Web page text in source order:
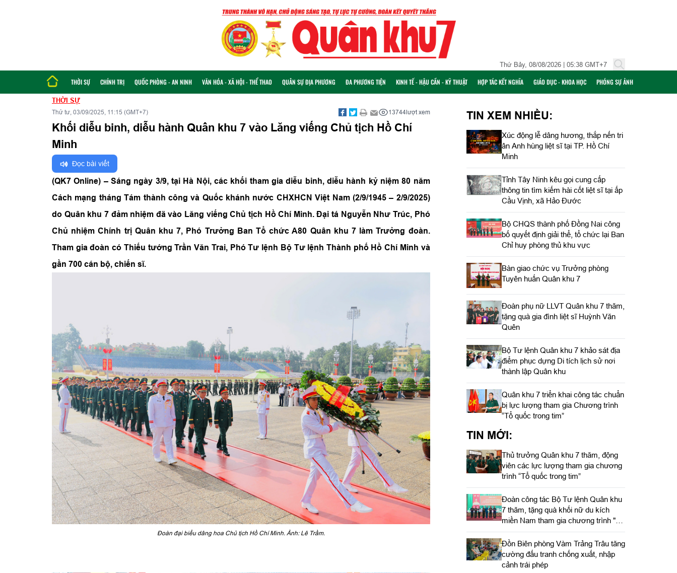
Thứ Bảy, 08/08/2026 | 05:38 GMT+7
THỜI SỰ CHÍNH TRỊ QUỐC PHÒNG - AN NINH VĂN HÓA - XÃ HỘI - THỂ THAO QUÂN SỰ ĐỊA PHƯƠNG ĐA PHƯƠNG TIỆN KINH TẾ - HẬU CẦN - KỸ THUẬT HỢP TÁC KẾT NGHĨA GIÁO DỤC - KHOA HỌC PHÓNG SỰ ẢNH
THỜI SỰ
Thứ tư, 03/09/2025, 11:15 (GMT+7) 13744lượt xem
Khối diễu binh, diễu hành Quân khu 7 vào Lăng viếng Chủ tịch Hồ Chí
Minh
Đọc bài viết
(QK7 Online) – Sáng ngày 3/9, tại Hà Nội, các khối tham gia diễu binh, diễu hành kỷ niệm 80 năm
Cách mạng tháng Tám thành công và Quốc khánh nước CHXHCN Việt Nam (2/9/1945 – 2/9/2025)
do Quân khu 7 đảm nhiệm đã vào Lăng viếng Chủ tịch Hồ Chí Minh. Đại tá Nguyễn Như Trúc, Phó
Chủ nhiệm Chính trị Quân khu 7, Phó Trưởng Ban Tổ chức A80 Quân khu 7 làm Trưởng đoàn.
Tham gia đoàn có Thiếu tướng Trần Văn Trai, Phó Tư lệnh Bộ Tư lệnh Thành phố Hồ Chí Minh và
gần 700 cán bộ, chiến sĩ.
Đoàn đại biểu dâng hoa Chủ tịch Hồ Chí Minh. Ảnh: Lê Trầm.
TIN XEM NHIỀU:
Xúc động lễ dâng hương, thắp nến tri
ân Anh hùng liệt sĩ tại TP. Hồ Chí
Minh
Tỉnh Tây Ninh kêu gọi cung cấp
thông tin tìm kiếm hài cốt liệt sĩ tại ấp
Cầu Vịnh, xã Hảo Đước
Bộ CHQS thành phố Đồng Nai công
bố quyết định giải thể, tổ chức lại Ban
Chỉ huy phòng thủ khu vực
Bàn giao chức vụ Trưởng phòng
Tuyên huấn Quân khu 7
Đoàn phụ nữ LLVT Quân khu 7 thăm,
tặng quà gia đình liệt sĩ Huỳnh Văn
Quên
Bộ Tư lệnh Quân khu 7 khảo sát địa
điểm phục dựng Di tích lịch sử nơi
thành lập Quân khu
Quân khu 7 triển khai công tác chuẩn
bị lực lượng tham gia Chương trình
“Tổ quốc trong tim”
TIN MỚI:
Thủ trưởng Quân khu 7 thăm, động
viên các lực lượng tham gia chương
trình “Tổ quốc trong tim”
Đoàn công tác Bộ Tư lệnh Quân khu
7 thăm, tặng quà khối nữ du kích
miền Nam tham gia chương trình "Tổ
quốc trong tim"
Đồn Biên phòng Vàm Trảng Trâu tăng
cường đấu tranh chống xuất, nhập
cảnh trái phép